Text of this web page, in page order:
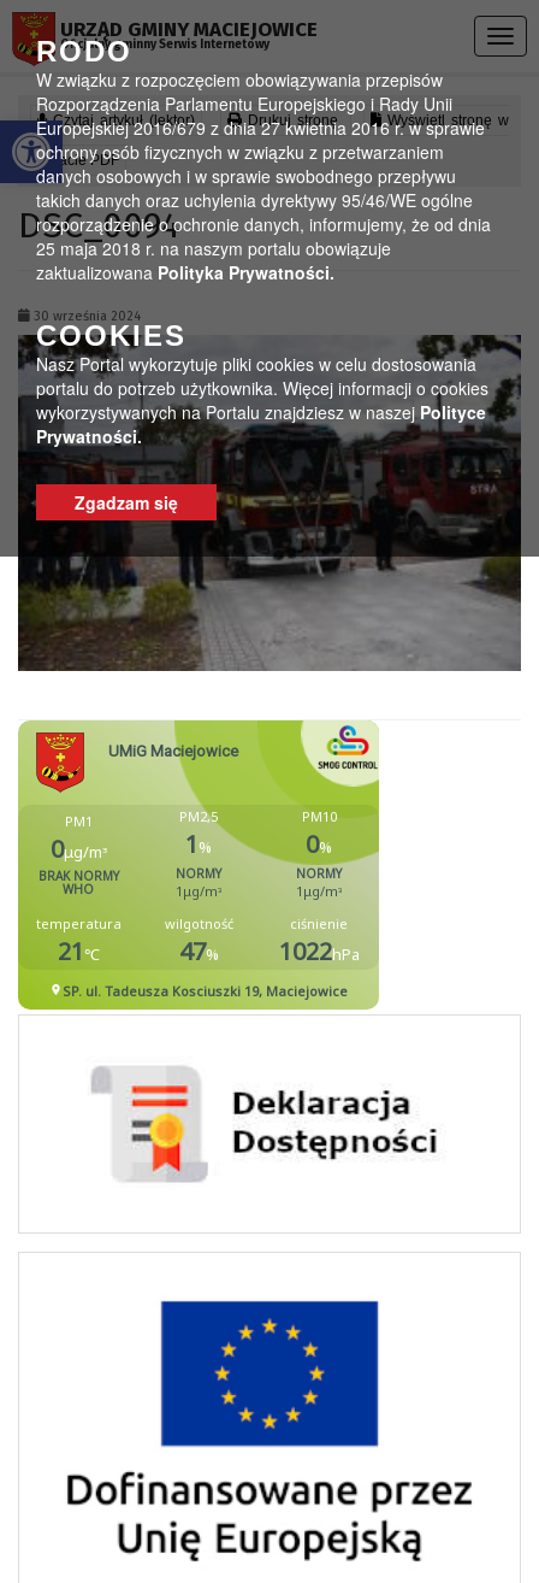
Otwórz pasek narzędzi
RODO
W związku z rozpoczęciem obowiązywania przepisów
Rozporządzenia Parlamentu Europejskiego i Rady Unii
Europejskiej 2016/679 z dnia 27 kwietnia 2016 r. w sprawie
ochrony osób fizycznych w związku z przetwarzaniem
danych osobowych i w sprawie swobodnego przepływu
takich danych oraz uchylenia dyrektywy 95/46/WE ogólne
rozporządzenie o ochronie danych, informujemy, że od dnia
25 maja 2018 r. na naszym portalu obowiązuje
zaktualizowana Polityka Prywatności.
COOKIES
Nasz Portal wykorzytuje pliki cookies w celu dostosowania
portalu do potrzeb użytkownika. Więcej informacji o cookies
wykorzystywanych na Portalu znajdziesz w naszejPolityce
Prywatności.
Zgadzam się
URZĄD GMINY MACIEJOWICE
Oficjalny gminny Serwis Internetowy
Czytaj artykuł (lektor) Drukuj stronę Wyświetl stronę w
formacie PDF
DSC_0094
30 września 2024